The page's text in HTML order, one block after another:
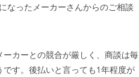
なったメーカーさんからのご相談
カーとの競合が厳しく、商談は毎
す。後払いと言っても1年程度が